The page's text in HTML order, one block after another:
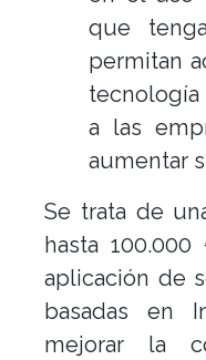
que
permitan
tecnología
a las
aumentar
Se trata de
hasta
aplicación de
basadas en
mejorar la